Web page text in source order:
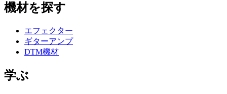
機材を探す
エフェクター
ギターアンプ
DTM機材
学ぶ